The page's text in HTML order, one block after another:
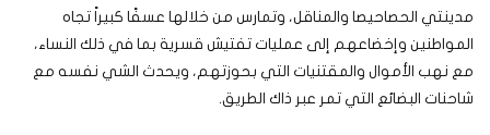
مدينتي الحصاحيصا والمناقل، وتمارس من خلالها عسفًا كبيراً تجاه
المواطنين وإخضاعهم إلى عمليات تفتيش قسرية بما في ذلك النساء،
مع نهب الأموال والمقتنيات التي بحوزتهم، ويحدث الشي نفسه مع
شاحنات البضائع التي تمر عبر ذاك الطريق.